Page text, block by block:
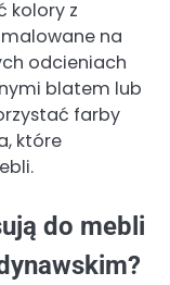
kolory z
na
odcieniach
blatem lub
farby
które
do mebli